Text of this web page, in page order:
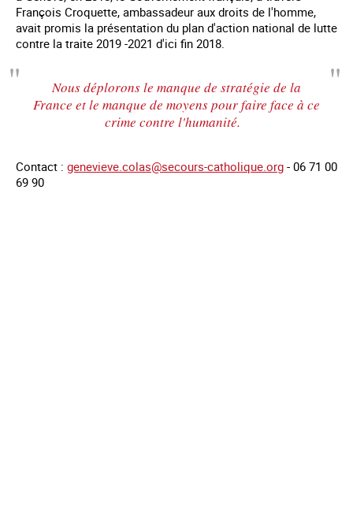
François Croquette, ambassadeur aux droits de l'homme,
avait promis la présentation du plan d'action national de lutte
contre la traite 2019 -2021 d'ici fin 2018.
Nous déplorons le manque de stratégie de la
France et le manque de moyens pour faire face à ce
crime contre l'humanité.
Contact : genevieve.colas@secours-catholique.org - 06 71 00
69 90